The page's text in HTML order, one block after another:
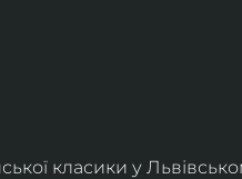
класики у